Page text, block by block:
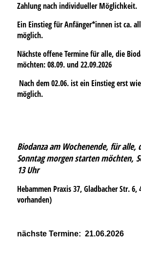
Zahlung nach individueller Möglichkeit.
Ein Einstieg für Anfänger*innen ist ca.
möglich.
Nächste offene Termine für alle, die
möchten:08.09.und 22.09.2026
Nach dem 02.06. ist ein Einstieg erst
möglich.
Biodanza am Wochenende, für alle,
Sonntag morgen starten möchten,
13 Uhr
Hebammen Praxis 37, Gladbacher Str.
vorhanden)
nächste Termine: 21.06.2026